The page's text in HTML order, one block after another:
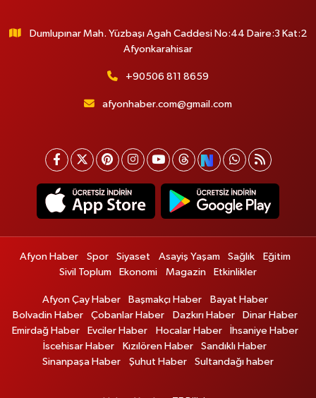
Dumlupınar Mah. Yüzbaşı Agah Caddesi No:44 Daire:3 Kat:2
Afyonkarahisar
+90506 811 8659
afyonhaber.com@gmail.com
Afyon Haber Spor Siyaset Asayiş Yaşam Sağlık
Eğitim
Sivil Toplum
Ekonomi Magazin Etkinlikler
Afyon Çay Haber Başmakçı Haber
Bayat Haber
Bolvadin Haber
Çobanlar Haber Dazkırı Haber
Dinar Haber
Emirdağ Haber
Evciler Haber Hocalar Haber
İhsaniye Haber
İscehisar Haber
Kızılören Haber
Sandıklı Haber
Sinanpaşa Haber
Şuhut Haber Sultandağı haber